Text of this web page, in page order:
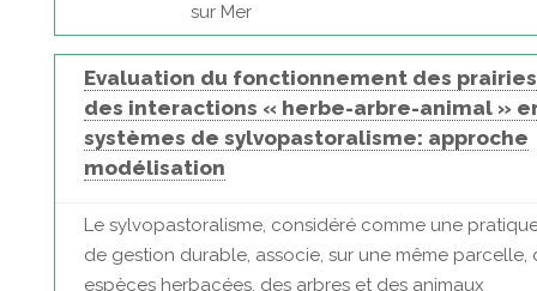
sur Mer
Evaluation du fonctionnement des
des interactions « herbe-arbre-animal »
systèmes de sylvopastoralisme: approche
modélisation
Le sylvopastoralisme, considéré comme une
de gestion durable, associe, sur une même parcelle,
espèces herbacées, des arbres et des animaux